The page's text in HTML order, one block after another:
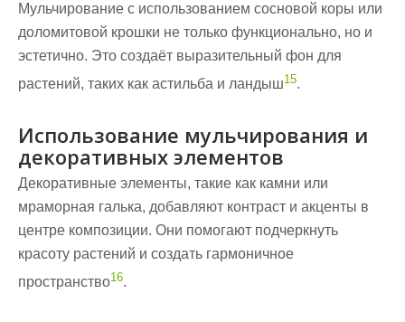
Мульчирование с использованием сосновой коры или
доломитовой крошки не только функционально, но и
эстетично. Это создаёт выразительный фон для
растений, таких как астильба и ландыш15.
Использование мульчирования и
декоративных элементов
Декоративные элементы, такие как камни или
мраморная галька, добавляют контраст и акценты в
центре композиции. Они помогают подчеркнуть
красоту растений и создать гармоничное
пространство16.